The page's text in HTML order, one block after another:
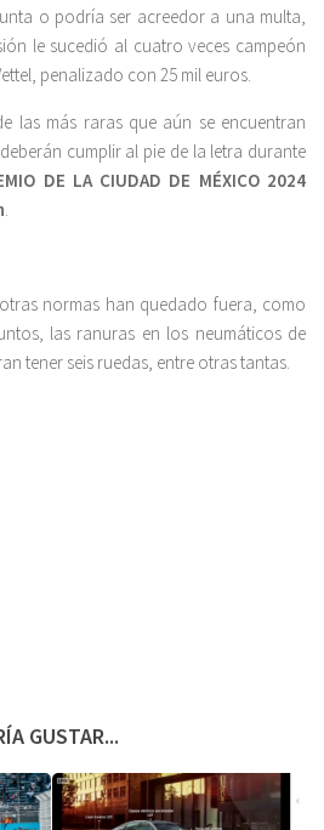
o podría ser acreedor a una multa,
le sucedió al cuatro veces campeón
penalizado con 25 mil euros.
las más raras que aún se encuentran
cumplir al pie de la letra durante
DE LA CIUDAD DE MÉXICO 2024
normas han quedado fuera, como
las ranuras en los neumáticos de
tener seis ruedas, entre otras tantas.
GUSTAR...